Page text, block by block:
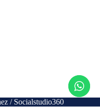
/ Socialstudio360